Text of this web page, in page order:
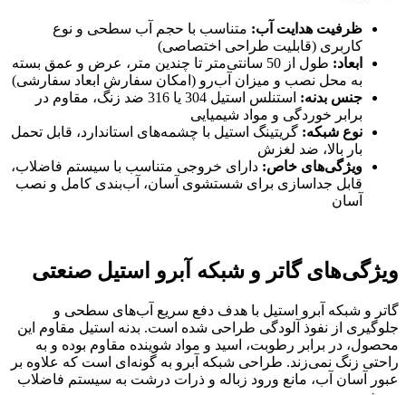
ظرفیت هدایت آب: متناسب با حجم آب سطحی و نوع
کاربری (قابلیت طراحی اختصاصی)
ابعاد:
طول از 50 سانتی‌متر تا چندین متر، عرض و عمق بسته
به محل نصب و میزان آب‌رو (امکان سفارش ابعاد سفارشی)
جنس بدنه:
استنلس استیل 304 یا 316 ضد زنگ، مقاوم در
برابر خوردگی و مواد شیمیایی
نوع شبکه: گریتینگ استیل با چشمه‌های استاندارد، قابل تحمل
بار بالا، ضد لغزش
ویژگی‌های خاص: دارای خروجی متناسب با سیستم فاضلاب،
قابل جداسازی برای شستشوی آسان، آب‌بندی کامل و نصب
آسان
ویژگی‌های گاتر و شبکه آبرو استیل صنعتی
گاتر و شبکه آبرو استیل با هدف دفع سریع آب‌های سطحی و
جلوگیری از نفوذ آلودگی طراحی شده است. بدنه استیل مقاوم این
محصول، در برابر رطوبت، اسید و مواد شوینده مقاوم بوده و به
راحتی زنگ نمی‌زند. طراحی شبکه آبرو به گونه‌ای است که علاوه بر
عبور آسان آب، مانع ورود زباله و ذرات درشت به سیستم فاضلاب